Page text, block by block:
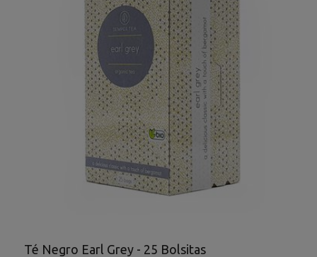
Té Negro Earl Grey - 25 Bolsitas